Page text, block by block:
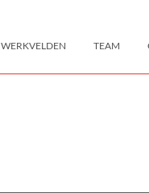
WERKVELDEN TEAM